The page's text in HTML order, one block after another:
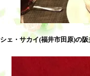
シェ・サカイ(福井市田原)の